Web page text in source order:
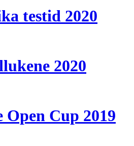
testid 2020
2020
Cup 2019